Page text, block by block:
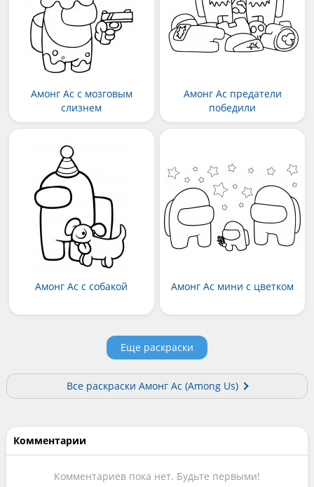
Амонг Ас с мозговым
слизнем
Амонг Ас предатели
победили
Амонг Ас с собакой Амонг Ас мини с цветком
Еще раскраски
Все раскраски Амонг Ас (Among Us)
Комментарии
Комментариев пока нет. Будьте первыми!